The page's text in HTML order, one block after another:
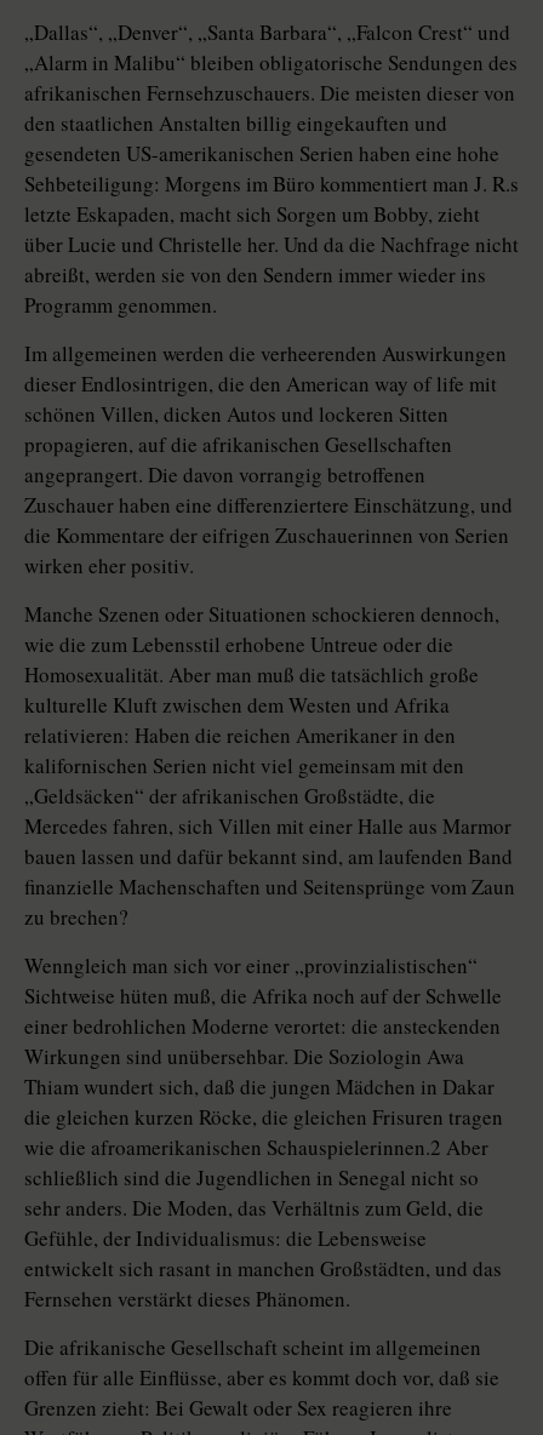
„Dallas“, „Denver“, „Santa Barbara“, „Falcon Crest“ und
„Alarm in Malibu“ bleiben obligatorische Sendungen des
afrikanischen Fernsehzuschauers. Die meisten dieser von
den staatlichen Anstalten billig eingekauften und
gesendeten US-amerikanischen Serien haben eine hohe
Sehbeteiligung: Morgens im Büro kommentiert man J. R.s
letzte Eskapaden, macht sich Sorgen um Bobby, zieht
über Lucie und Christelle her. Und da die Nachfrage nicht
abreißt, werden sie von den Sendern immer wieder ins
Programm genommen.
Im allgemeinen werden die verheerenden Auswirkungen
dieser Endlosintrigen, die den American way of life mit
schönen Villen, dicken Autos und lockeren Sitten
propagieren, auf die afrikanischen Gesellschaften
angeprangert. Die davon vorrangig betroffenen
Zuschauer haben eine differenziertere Einschätzung, und
die Kommentare der eifrigen Zuschauerinnen von Serien
wirken eher positiv.
Manche Szenen oder Situationen schockieren dennoch,
wie die zum Lebensstil erhobene Untreue oder die
Homosexualität. Aber man muß die tatsächlich große
kulturelle Kluft zwischen dem Westen und Afrika
relativieren: Haben die reichen Amerikaner in den
kalifornischen Serien nicht viel gemeinsam mit den
„Geldsäcken“ der afrikanischen Großstädte, die
Mercedes fahren, sich Villen mit einer Halle aus Marmor
bauen lassen und dafür bekannt sind, am laufenden Band
finanzielle Machenschaften und Seitensprünge vom Zaun
zu brechen?
Wenngleich man sich vor einer „provinzialistischen“
Sichtweise hüten muß, die Afrika noch auf der Schwelle
einer bedrohlichen Moderne verortet: die ansteckenden
Wirkungen sind unübersehbar. Die Soziologin Awa
Thiam wundert sich, daß die jungen Mädchen in Dakar
die gleichen kurzen Röcke, die gleichen Frisuren tragen
wie die afroamerikanischen Schauspielerinnen.2 Aber
schließlich sind die Jugendlichen in Senegal nicht so
sehr anders. Die Moden, das Verhältnis zum Geld, die
Gefühle, der Individualismus: die Lebensweise
entwickelt sich rasant in manchen Großstädten, und das
Fernsehen verstärkt dieses Phänomen.
Die afrikanische Gesellschaft scheint im allgemeinen
offen für alle Einflüsse, aber es kommt doch vor, daß sie
Grenzen zieht: Bei Gewalt oder Sex reagieren ihre